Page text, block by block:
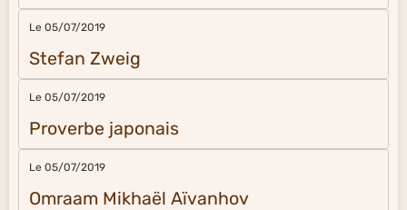
Le 05/07/2019
Stefan Zweig
Le 05/07/2019
Proverbe japonais
Le 05/07/2019
Omraam Mikhaël Aïvanhov